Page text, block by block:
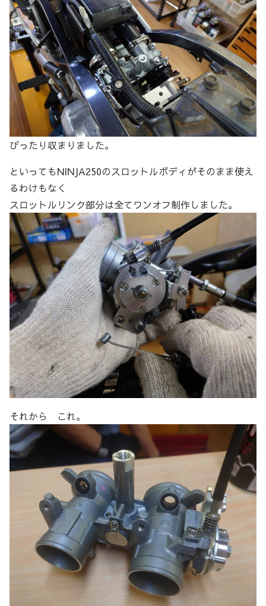
ぴったり収まりました。
といってもNINJA250のスロットルボディがそのまま使え
るわけもなく
スロットルリンク部分は全てワンオフ制作しました。
それから これ。